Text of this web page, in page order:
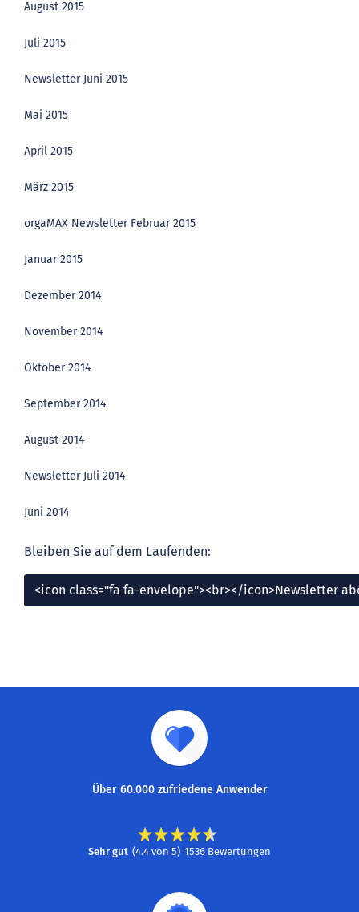
August 2015
Juli 2015
Newsletter Juni 2015
Mai 2015
April 2015
März 2015
orgaMAX Newsletter Februar 2015
Januar 2015
Dezember 2014
November 2014
Oktober 2014
September 2014
August 2014
Newsletter Juli 2014
Juni 2014
Bleiben Sie auf dem Laufenden:
<icon class="fa fa-envelope"><br></icon>Newsletter
Über 60.000 zufriedene Anwender
Sehr gut (4.4 von 5) 1536 Bewertungen